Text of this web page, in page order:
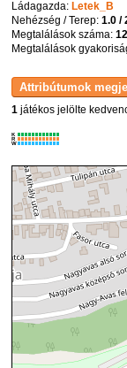
Ládagazda: Letek_B
Nehézség / Terep:1.0 /
Megtalálások száma:
Megtalálások
1 játékos jelölte
K
R
W